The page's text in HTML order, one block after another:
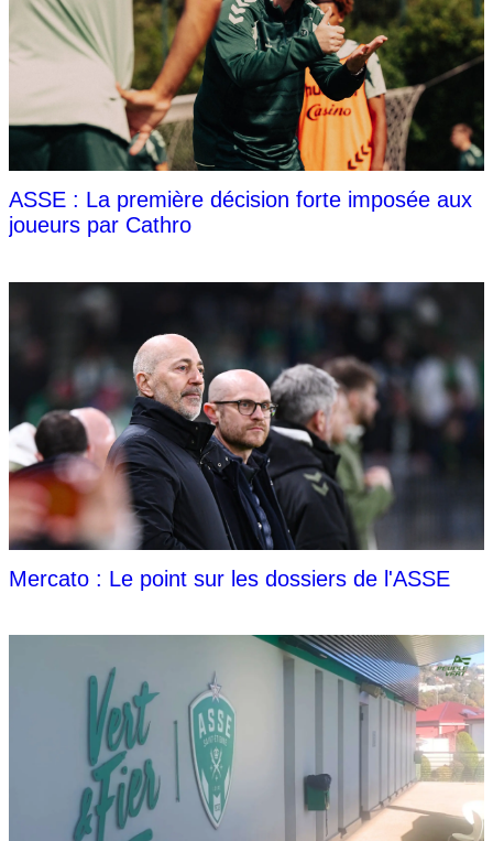
ASSE : La première décision forte imposée aux
joueurs par Cathro
Mercato : Le point sur les dossiers de l'ASSE